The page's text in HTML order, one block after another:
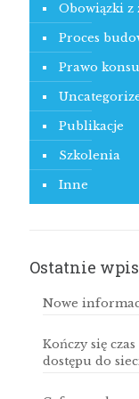
Obowiązki z
Proces
Prawo
Publikacje
Szkolenia
Inne
Ostatnie
Nowe
Kończy się
dostępu do